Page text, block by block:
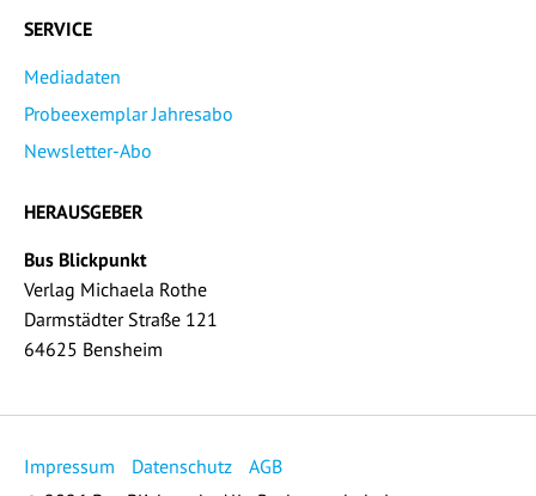
SERVICE
Mediadaten
Probeexemplar Jahresabo
Newsletter-Abo
HERAUSGEBER
Bus Blickpunkt
Verlag Michaela Rothe
Darmstädter Straße 121
64625 Bensheim
Impressum Datenschutz
AGB